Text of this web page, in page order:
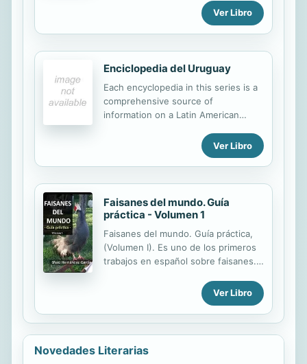
el tratamiento de dificultades del
aprendizaje con una amplia
Ver Libro
Enciclopedia del Uruguay
Each encyclopedia in this series is a
comprehensive source of
information on a Latin American
Ver Libro
Faisanes del mundo. Guía
práctica - Volumen 1
Faisanes del mundo. Guía práctica,
(Volumen I). Es uno de los primeros
trabajos en español sobre faisanes.
centrados en la clasificación, estudio
y divulgación del estado actual de los
faisanes, tanto en cautividad como
incluidas en el VOLUMEN 1
Ensangrentado, Tragopan
Ver Libro
Novedades Literarias